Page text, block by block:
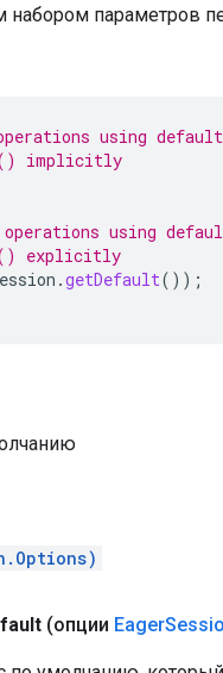
набором параметров
using
implicitly
using
explicitly
.getDefault());
(опции Eager